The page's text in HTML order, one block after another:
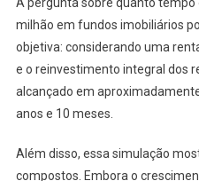
milhão em fundos imobiliários
objetiva: considerando uma
e o reinvestimento integral dos
alcançado em
anos e 10 meses.
Além disso, essa simulação
compostos. Embora o